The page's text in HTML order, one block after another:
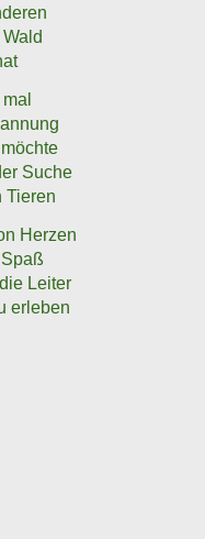
Suche
Tieren
Herzen
Leiter
erleben